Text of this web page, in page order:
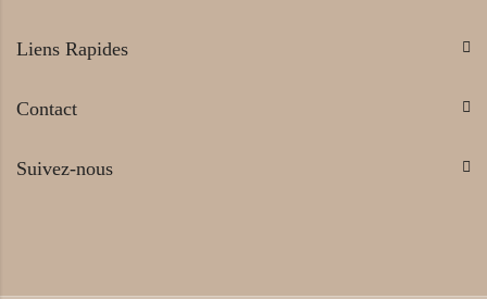
Liens Rapides
Contact
Suivez-nous